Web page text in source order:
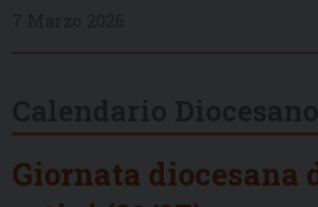
Giornata diocesana